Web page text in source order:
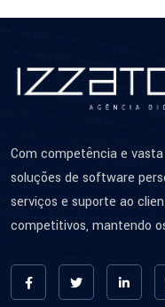
Com competência e
soluções de software
serviços e suporte ao
competitivos, mantendo